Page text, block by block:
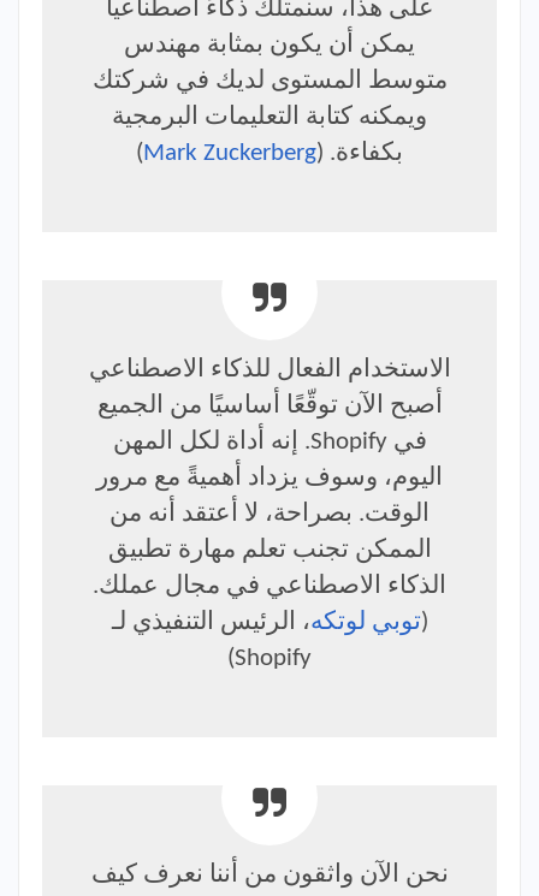
على هذا، سنمتلك ذكاءً اصطناعياً
يمكن أن يكون بمثابة مهندس
متوسط المستوى لديك في شركتك
ويمكنه كتابة التعليمات البرمجية
بكفاءة. (Mark Zuckerberg
)
الاستخدام الفعال للذكاء الاصطناعي
أصبح الآن توقّعًا أساسيًا من الجميع
في Shopify. إنه أداة لكل المهن
اليوم، وسوف يزداد أهميةً مع مرور
الوقت. بصراحة، لا أعتقد أنه من
الممكن تجنب تعلم مهارة تطبيق
الذكاء الاصطناعي في مجال عملك.
(توبي لوتكه، الرئيس التنفيذي لـ
Shopify)
نحن الآن واثقون من أننا نعرف كيف